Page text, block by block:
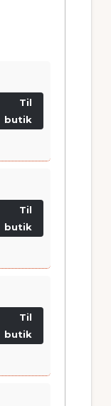
Til
butik
Til
butik
Til
butik